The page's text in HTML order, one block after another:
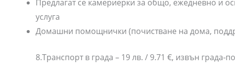
Предлагат се камериерки за общо, ежедневно и
услуга
Домашни помощнички (почистване на дома,
8.Транспорт в града – 19 лв. / 9.71 €, извън града-